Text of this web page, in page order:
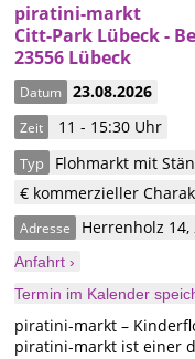
piratini-markt
Citt-Park Lübeck -
23556 Lübeck
Datum 23.08.2026
Zeit 11 - 15:30 Uhr
Typ
Flohmarkt mit
€ kommerzieller
Adresse Herrenholz 14,
Anfahrt ›
Termin im Kalender
piratini-markt –
piratini-markt ist einer